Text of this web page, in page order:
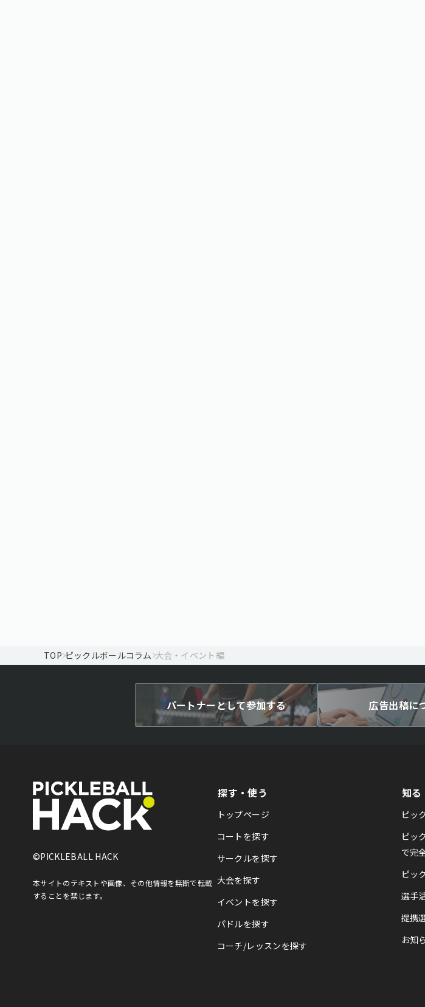
TOP ピックルボールコラム 大会・イベント編
パートナーとして参加する 広告出稿に
©PICKLEBALL HACK
本サイトのテキストや画像、その他情報を無断で転載
することを禁じます。
探す・使う
トップページ
コートを探す
サークルを探す
大会を探す
イベントを探す
パドルを探す
コーチ/レッスンを探す
知る
ピッ
ピッ
で完
ピッ
選手
提携
お知